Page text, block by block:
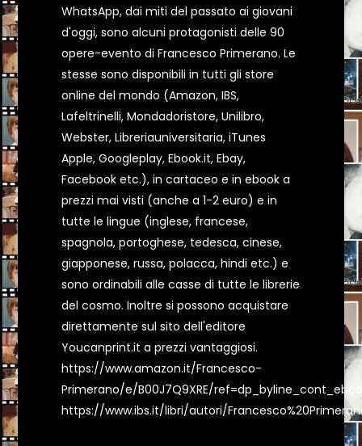
WhatsApp, dai miti del passato ai giovani
d'oggi, sono alcuni protagonisti delle 90
opere-evento di Francesco Primerano. Le
stesse sono disponibili in tutti gli store
online del mondo (Amazon, IBS,
Lafeltrinelli, Mondadoristore, Unilibro,
Webster, Libreriauniversitaria, iTunes
Apple, Googleplay, Ebook.it, Ebay,
Facebook etc.), in cartaceo e in ebook a
prezzi mai visti (anche a 1-2 euro) e in
tutte le lingue (inglese, francese,
spagnola, portoghese, tedesca, cinese,
giapponese, russa, polacca, hindi etc.) e
sono ordinabili alle casse di tutte le librerie
del cosmo. Inoltre si possono acquistare
direttamente sul sito dell'editore
Youcanprint.it a prezzi vantaggiosi.
https://www.amazon.it/Francesco-
Primerano/e/B00J7Q9XRE/
https://www.ibs.it/libri/autori/